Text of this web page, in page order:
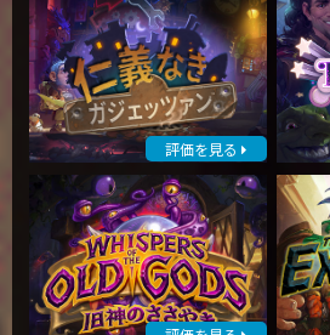
評価を見る